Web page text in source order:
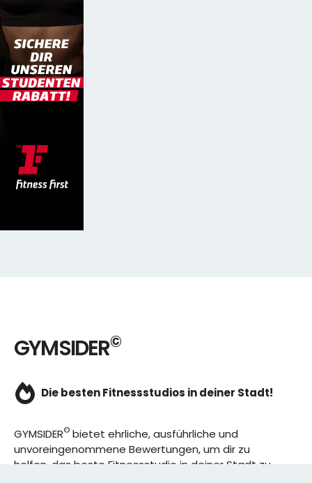
GYMSIDER©
Die besten Fitnessstudios in deiner Stadt!
GYMSIDER© bietet ehrliche, ausführliche und
unvoreingenommene Bewertungen, um dir zu
helfen, das beste Fitnessstudio in deiner Stadt zu